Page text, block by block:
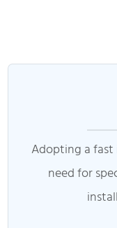
Adopting a
need for